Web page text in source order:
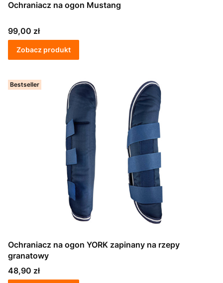
Ochraniacz na ogon Mustang
Cena
99,00 zł
Zobacz produkt
Bestseller
Ochraniacz na ogon YORK zapinany na rzepy
granatowy
Cena
48,90 zł